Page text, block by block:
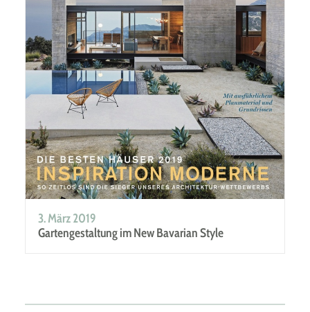
3. März 2019
Gartengestaltung im New Bavarian Style